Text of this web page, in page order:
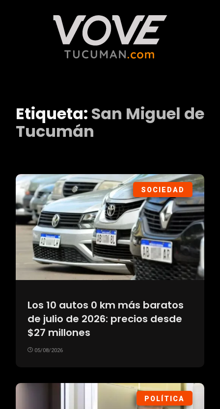
Etiqueta: San Miguel de
Tucumán
SOCIEDAD
Los 10 autos 0 km más baratos
de julio de 2026: precios desde
$27 millones
05/08/2026
POLÍTICA